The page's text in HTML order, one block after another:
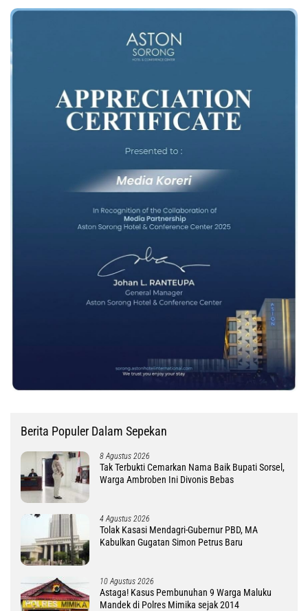
Berita Populer Dalam Sepekan
8 Agustus 2026
Tak Terbukti Cemarkan Nama Baik Bupati Sorsel,
Warga Ambroben Ini Divonis Bebas
4 Agustus 2026
Tolak Kasasi Mendagri-Gubernur PBD, MA
Kabulkan Gugatan Simon Petrus Baru
10 Agustus 2026
Astaga! Kasus Pembunuhan 9 Warga Maluku
Mandek di Polres Mimika sejak 2014